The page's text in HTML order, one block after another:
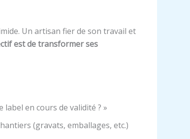
Un artisan fier de son travail et
est de transformer ses
en cours de validité ? »
(gravats, emballages, etc.)